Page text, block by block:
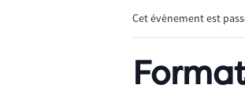
Cet évènement est